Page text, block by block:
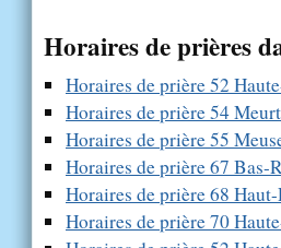
Horaires de prières
Horaires de prière 52
Horaires de prière 54
Horaires de prière 55
Horaires de prière 67 Bas-
Horaires de prière 68
Horaires de prière 70